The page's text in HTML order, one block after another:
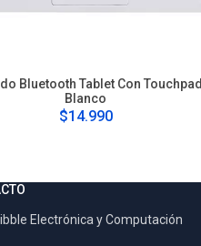
Bluetooth Tablet Con Touchpad
Blanco
$14.990
Electrónica y Computación